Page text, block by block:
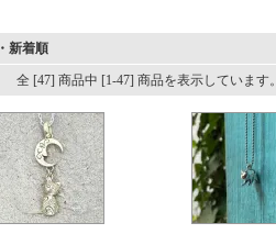
・新着順
全 [47] 商品中 [1-47] 商品を表示しています。